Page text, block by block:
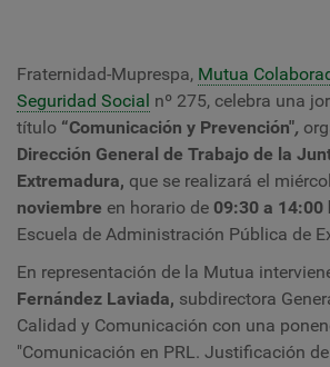
Fraternidad-Muprespa, Mutua
Seguridad Social nº 275, celebra una j
título “Comunicación y Prevención",
Dirección General de Trabajo de la
Extremadura, que se realizará el
noviembre en horario de 09:30 a 14:00
Escuela de Administración Pública de
En representación de la Mutua
Fernández Laviada, subdirectora
Calidad y Comunicación con una
"Comunicación en PRL. Justificación